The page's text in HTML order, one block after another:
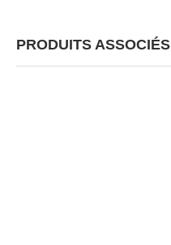
PRODUITS ASSOCIÉS